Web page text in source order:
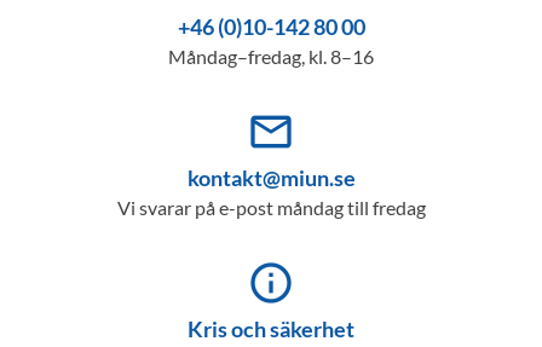
+46 (0)10-142 80 00
Måndag–fredag, kl. 8–16
mail_outline
kontakt@miun.se
Vi svarar på e-post måndag till fredag
info_outline
Kris och säkerhet